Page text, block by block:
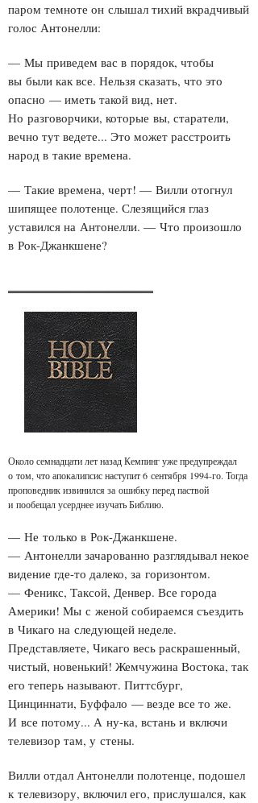
паром темноте он слышал тихий вкрадчивый
голос Антонелли:
— Мы приведем вас в порядок, чтобы
вы были как все. Нельзя сказать, что это
опасно — иметь такой вид, нет.
Но разговорчики, которые вы, старатели,
вечно тут ведете... Это может расстроить
народ в такие времена.
— Такие времена, черт! — Вилли отогнул
шипящее полотенце. Слезящийся глаз
уставился на Антонелли. — Что произошло
в Рок-Джанкшене?
Около семнадцати лет назад Кемпинг уже предупреждал
о том, что апокалипсис наступит 6 сентября 1994-го. Тогда
проповедник извинился за ошибку перед паствой
и пообещал усерднее изучать Библию.
— Не только в Рок-Джанкшене.
— Антонелли зачарованно разглядывал некое
видение где-то далеко, за горизонтом.
— Феникс, Таксой, Денвер. Все города
Америки! Мы с женой собираемся съездить
в Чикаго на следующей неделе.
Представляете, Чикаго весь раскрашенный,
чистый, новенький! Жемчужина Востока, так
его теперь называют. Питтсбург,
Цинциннати, Буффало — везде все то же.
И все потому... А ну-ка, встань и включи
телевизор там, у стены.
Вилли отдал Антонелли полотенце, подошел
к телевизору, включил его, прислушался, как